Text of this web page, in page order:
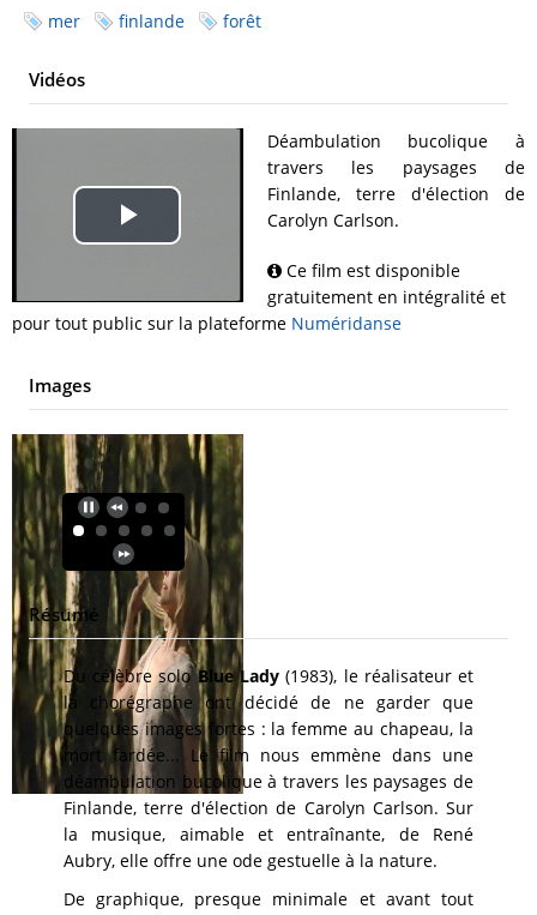
mer
finlande forêt
Vidéos
Play
Video
Déambulation bucolique à
travers les paysages de
Finlande, terre d'élection de
Carolyn Carlson.
Ce film est disponible
gratuitement en intégralité et
pour tout public sur la plateforme Numéridanse
Images
Résumé
Du célèbre soloBlue Lady (1983), le réalisateur et
la chorégraphe ont décidé de ne garder que
quelques images fortes : la femme au chapeau, la
mort fardée... Le film nous emmène dans une
déambulation bucolique à travers les paysages de
Finlande, terre d'élection de Carolyn Carlson. Sur
la musique, aimable et entraînante, de René
Aubry, elle offre une ode gestuelle à la nature.
De graphique, presque minimale et avant tout